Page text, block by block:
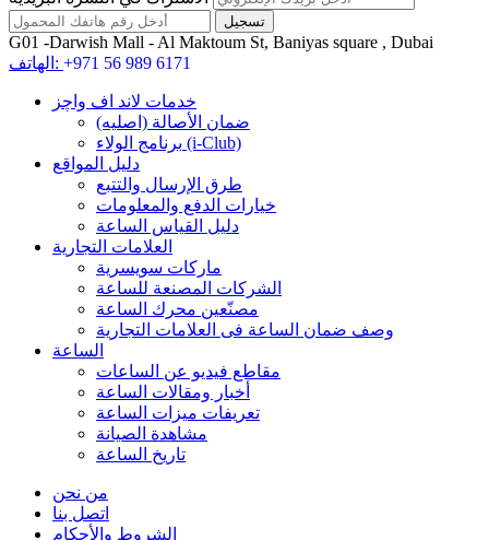
G01 -Darwish Mall - Al Maktoum St, Baniyas square , Dubai
الهاتف: +971 56 989 6171
خدمات لاند اف واچز
ضمان الأصالة (اصلیه)
برنامج الولاء (i-Club)
دليل المواقع
طرق الإرسال والتتبع
خيارات الدفع والمعلومات
دليل القياس الساعة
العلامات التجارية
ماركات سويسرية
الشركات المصنعة للساعة
مصنّعين محرك الساعة
وصف ضمان الساعة فی العلامات التجارية
الساعة
مقاطع فيديو عن الساعات
أخبار ومقالات الساعة
تعريفات ميزات الساعة
مشاهدة الصيانة
تاريخ الساعة
من نحن
اتصل بنا
الشروط والأحكام